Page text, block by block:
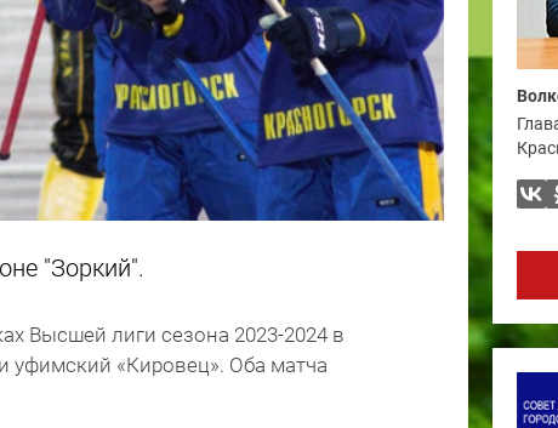
"Зоркий".
Высшей лиги сезона 2023-2024 в
уфимский «Кировец». Оба матча